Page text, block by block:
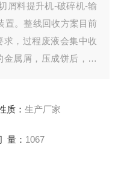
屑料提升机-破碎机-输
置。整线回收方案目前
，过程废液会集中收
属屑，压成饼后，有
质： 生产厂家
量： 1067